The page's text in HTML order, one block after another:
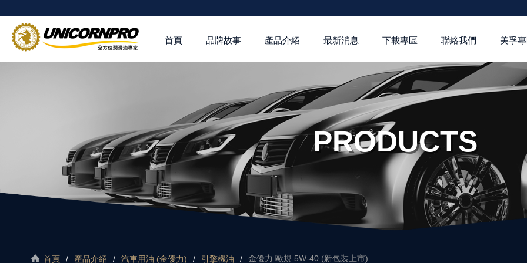
首頁 品牌故事 產品介紹 最新消息 下載專區 聯絡我們 美孚
PRODUCTS
首頁 產品介紹 汽車用油 (金優力) 引擎機油 金優力 歐規 5W-40 (新包裝上市)